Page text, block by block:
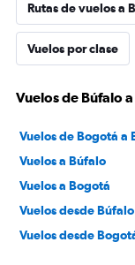
Rutas de vuelos a
Vuelos por clase
Vuelos de Búfalo
Vuelos de Bogotá a
Vuelos a Búfalo
Vuelos a Bogotá
Vuelos desde Búfalo
Vuelos desde